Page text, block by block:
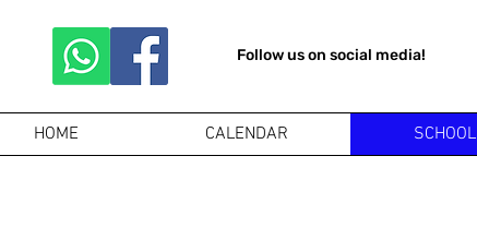
Follow us on social media!
HOME CALENDAR SCHOOL